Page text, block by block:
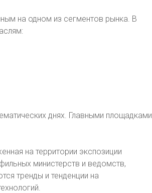
на одном из сегментов рынка. В
днях. Главными площадками
на территории экспозиции
министерств и ведомств,
тренды и тенденции на